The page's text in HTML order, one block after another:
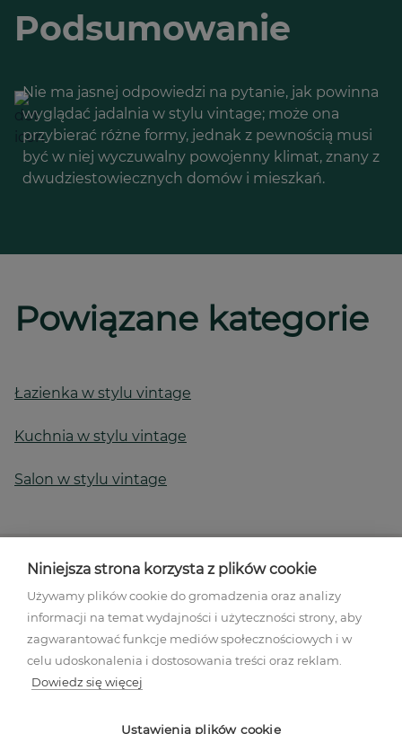
Podsumowanie
Nie ma jasnej odpowiedzi na pytanie, jak powinna
wyglądać jadalnia w stylu vintage; może ona
przybierać różne formy, jednak z pewnością musi
być w niej wyczuwalny powojenny klimat, znany z
dwudziestowiecznych domów i mieszkań.
Powiązane kategorie
Łazienka w stylu vintage
Kuchnia w stylu vintage
Salon w stylu vintage
Regulamin akcji promocyjnej
Polityka prywatności
Regulamin
Mapa stron
Niniejsza strona korzysta z plików cookie
Używamy plików cookie do gromadzenia oraz analizy
informacji na temat wydajności i użyteczności strony, aby
zagwarantować funkcje mediów społecznościowych i w
celu udoskonalenia i dostosowania treści oraz reklam.
Dowiedz się więcej
Ustawienia plików cookie